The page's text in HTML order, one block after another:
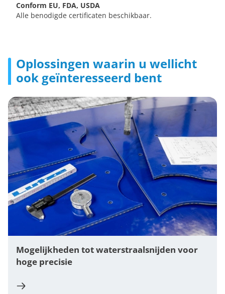
Conform EU, FDA, USDA
Alle benodigde certificaten beschikbaar.
Oplossingen waarin u wellicht
ook geïnteresseerd bent
Mogelijkheden tot waterstraalsnijden voor
hoge precisie